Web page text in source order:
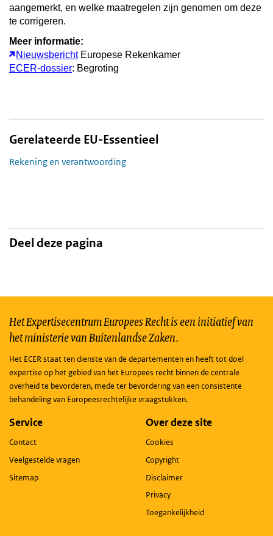
aangemerkt, en welke maatregelen zijn genomen om deze
te corrigeren.
Meer informatie:
NieuwsberichtEuropese Rekenkamer
ECER-dossier: Begroting
Gerelateerde EU-Essentieel
Rekening en verantwoording
Deel deze pagina
Het Expertisecentrum Europees Recht is een initiatief van
het ministerie van Buitenlandse Zaken.
Het ECER staat ten dienste van de departementen en heeft tot doel
expertise op het gebied van het Europees recht binnen de centrale
overheid te bevorderen, mede ter bevordering van een consistente
behandeling van Europeesrechtelijke vraagstukken.
Service
Contact
Veelgestelde vragen
Sitemap
Over deze site
Cookies
Copyright
Disclaimer
Privacy
Toegankelijkheid